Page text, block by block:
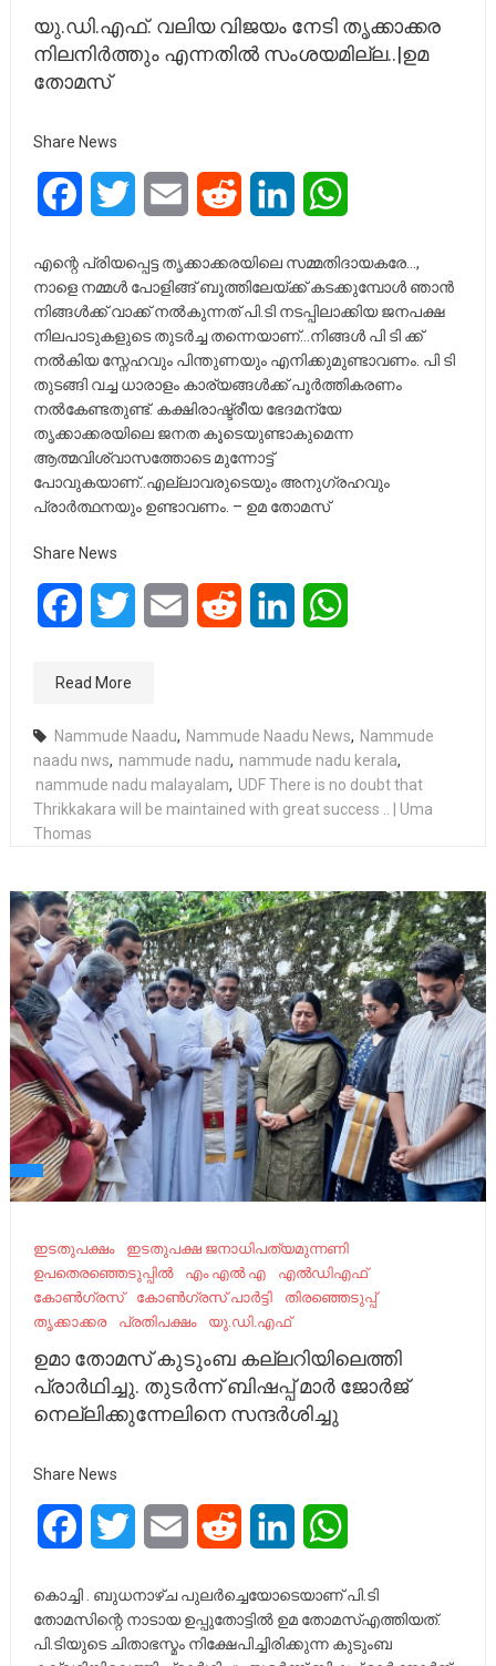
യു.ഡി.എഫ്. വലിയ വിജയം നേടി തൃക്കാക്കര
നിലനിർത്തും എന്നതിൽ സംശയമില്ല..|ഉമ
തോമസ്
Share News
FacebookTwitter Email Reddit LinkedIn
എന്റെ പ്രിയപ്പെട്ട തൃക്കാക്കരയിലെ സമ്മതിദായകരേ…,
നാളെ നമ്മൾ പോളിങ്ങ് ബൂത്തിലേയ്ക്ക് കടക്കുമ്പോൾ ഞാൻ
നിങ്ങൾക്ക് വാക്ക് നൽകുന്നത് പി.ടി നടപ്പിലാക്കിയ ജനപക്ഷ
നിലപാടുകളുടെ തുടർച്ച തന്നെയാണ്…നിങ്ങൾ പി ടി ക്ക്
നൽകിയ സ്നേഹവും പിന്തുണയും എനിക്കുമുണ്ടാവണം. പി ടി
തുടങ്ങി വച്ച ധാരാളം കാര്യങ്ങൾക്ക് പൂർത്തികരണം
നൽകേണ്ടതുണ്ട്. കക്ഷിരാഷ്ട്രീയ ഭേദമന്യേ
തൃക്കാക്കരയിലെ ജനത കൂടെയുണ്ടാകുമെന്ന
ആത്മവിശ്വാസത്തോടെ മുന്നോട്ട്
പോവുകയാണ്..എല്ലാവരുടെയും അനുഗ്രഹവും
പ്രാർത്ഥനയും ഉണ്ടാവണം. – ഉമ തോമസ്
Share News
FacebookTwitter Email Reddit LinkedIn
Read More
Nammude Naadu, Nammude Naadu News, Nammude
naadu nws, nammude nadu, nammude nadu kerala,
nammude nadu malayalam, UDF There is no doubt that
Thrikkakara will be maintained with great success .. | Uma
Thomas
ഇടതുപക്ഷം
ഇടതുപക്ഷ ജനാധിപത്യമുന്നണി
ഉപതെരഞ്ഞെടുപ്പില്‍
എം എൽ എ
എല്‍ഡിഎഫ്
കോണ്‍ഗ്രസ്
കോണ്‍ഗ്രസ് പാര്‍ട്ടി
തിരഞ്ഞെടുപ്പ്
തൃക്കാക്കര
പ്രതിപക്ഷം യു.ഡി.എഫ്
ഉമാ തോമസ് കുടുംബ കല്ലറിയിലെത്തി
പ്രാർഥിച്ചു. തുടർന്ന് ബിഷപ്പ് മാർ ജോർജ്
നെല്ലിക്കുന്നേലിനെ സന്ദർശിച്ചു
Share News
FacebookTwitter Email Reddit LinkedIn
കൊച്ചി . ബുധനാഴ്ച പുലർച്ചെയോടെയാണ് പി.ടി
തോമസിന്റെ നാടായ ഉപ്പുതോട്ടിൽ ഉമ തോമസ്എത്തിയത്.
പി.ടിയുടെ ചിതാഭസ്മം നിക്ഷേപിച്ചിരിക്കുന്ന കുടുംബ